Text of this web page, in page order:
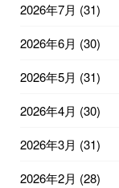
2026年7月 (31)
2026年6月 (30)
2026年5月 (31)
2026年4月 (30)
2026年3月 (31)
2026年2月 (28)